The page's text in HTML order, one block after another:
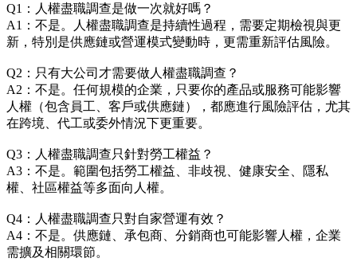
Q1：人權盡職調查是做一次就好嗎？
A1：不是。人權盡職調查是持續性過程，需要定期檢視與更
新，特別是供應鏈或營運模式變動時，更需重新評估風險。
Q2：只有大公司才需要做人權盡職調查？
A2：不是。任何規模的企業，只要你的產品或服務可能影響
人權（包含員工、客戶或供應鏈），都應進行風險評估，尤其
在跨境、代工或委外情況下更重要。
Q3：人權盡職調查只針對勞工權益？
A3：不是。範圍包括勞工權益、非歧視、健康安全、隱私
權、社區權益等多面向人權。
Q4：人權盡職調查只對自家營運有效？
A4：不是。供應鏈、承包商、分銷商也可能影響人權，企業
需擴及相關環節。